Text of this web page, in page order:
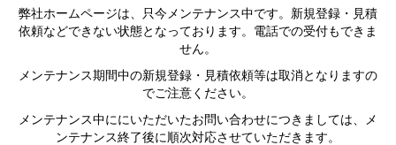
弊社ホームページは、只今メンテナンス中です。新規登録・見積
依頼などできない状態となっております。電話での受付もできま
せん。
メンテナンス期間中の新規登録・見積依頼等は取消となりますの
でご注意ください。
メンテナンス中ににいただいたお問い合わせにつきましては、メ
ンテナンス終了後に順次対応させていただきます。